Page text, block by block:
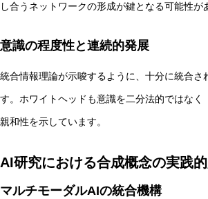
し合うネットワークの形成が鍵となる可能性が
意識の程度性と連続的発展
統合情報理論が示唆するように、十分に統合
す。ホワイトヘッドも意識を二分法的ではな
親和性を示しています。
AI研究における合成概念の実践
マルチモーダルAIの統合機構